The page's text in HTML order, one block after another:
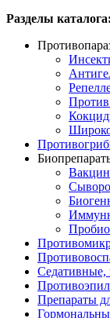
Разделы каталога:
Против
Седативные,
Препараты